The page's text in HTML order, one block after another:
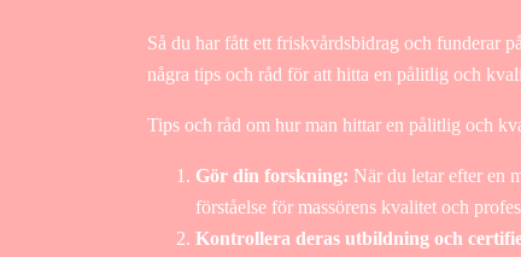
Så du har fått ett friskvårdsbidrag och funderar
några tips och råd för att hitta en pålitlig och
Tips och råd om hur man hittar en pålitlig och
Gör din forskning: När du letar efter en
förståelse för massörens kvalitet och
Kontrollera deras utbildning och